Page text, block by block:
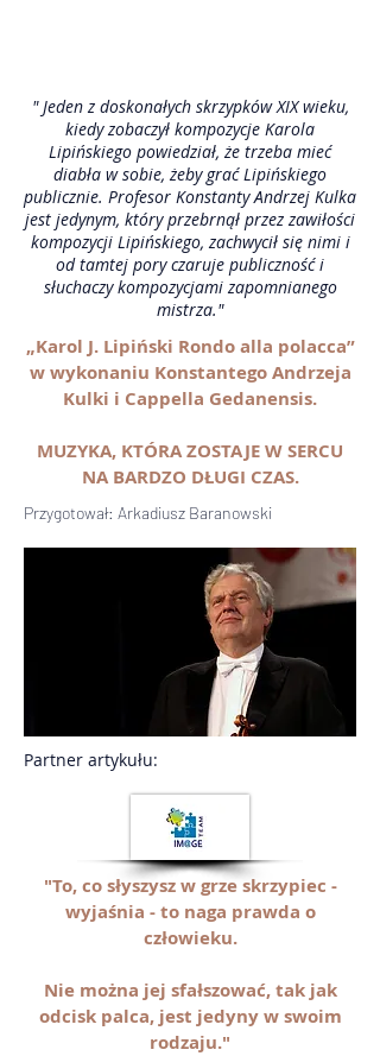
" Jeden z doskonałych skrzypków XIX wieku,
kiedy zobaczył kompozycje Karola
Lipińskiego powiedział, że trzeba mieć
diabła w sobie, żeby grać Lipińskiego
publicznie. Profesor Konstanty Andrzej Kulka
jest jedynym, który przebrnął przez zawiłości
kompozycji Lipińskiego, zachwycił się nimi i
od tamtej pory czaruje publiczność i
słuchaczy kompozycjami zapomnianego
mistrza."
„Karol J. Lipiński Rondo alla polacca”
w wykonaniu Konstantego Andrzeja
Kulki i Cappella Gedanensis.
MUZYKA, KTÓRA ZOSTAJE W SERCU
NA BARDZO DŁUGI CZAS.
Przygotował: Arkadiusz Baranowski
Partner artykułu:
"To, co słyszysz w grze skrzypiec -
wyjaśnia - to naga prawda o
człowieku.
Nie można jej sfałszować, tak jak
odcisk palca, jest jedyny w swoim
rodzaju."